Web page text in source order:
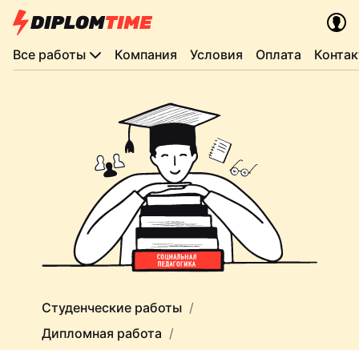
Все работы Компания Условия Оплата
Студенческие работы
Дипломная работа